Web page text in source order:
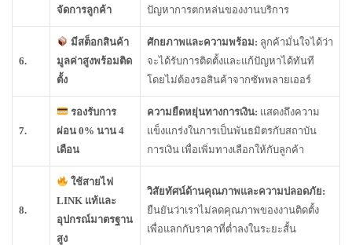
จัดการลูกค้า
ปัญหาการตกหล่นของงานบริการ
6.
มีสต็อกสินค้า
มูลค่าสูงพร้อมติด
ตั้ง
ศักยภาพและความพร้อม: ลูกค้ามั่นใจได้ว่า
จะได้รับการติดตั้งและแก้ปัญหาได้ทันที
โดยไม่ต้องรอสินค้าจากซัพพลายเออร์
7.
รองรับการ
ผ่อน 0% นาน 4
เดือน
ความยืดหยุ่นทางการเงิน: แสดงถึงความ
แข็งแกร่งในการเป็นพันธมิตรกับสถาบัน
การเงิน เพื่อเพิ่มทางเลือกให้กับลูกค้า
8.
ใช้สายไฟ
LINK แท้และ
อุปกรณ์มาตรฐาน
สูง
วิสัยทัศน์ด้านคุณภาพและความปลอดภัย:
ยืนยันว่าเราไม่ลดคุณภาพของงานติดตั้ง
เพื่อแลกกับราคาที่ต่ำลงในระยะสั้น